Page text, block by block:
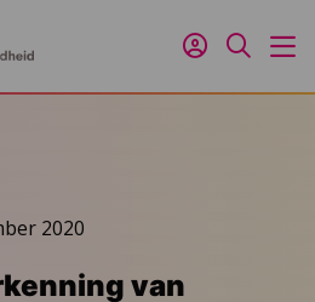
Inloggen
Zoeken
2020
van